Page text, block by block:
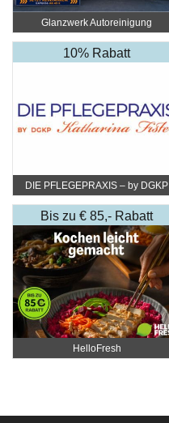
Glanzwerk Autoreinigung
10% Rabatt
DIE PFLEGEPRAXIS – by DGKP
Katharina Fister
Bis zu € 85,- Rabatt
HelloFresh